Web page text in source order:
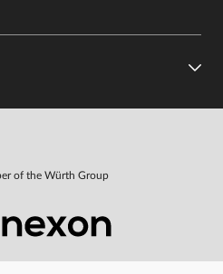
of the Würth Group